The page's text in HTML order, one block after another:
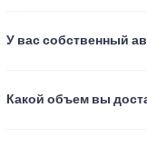
У вас собственный
Какой объем вы